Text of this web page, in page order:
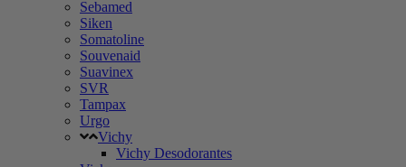
Sebamed
Siken
Somatoline
Souvenaid
Suavinex
SVR
Tampax
Urgo
Vichy
Vichy Desodorantes